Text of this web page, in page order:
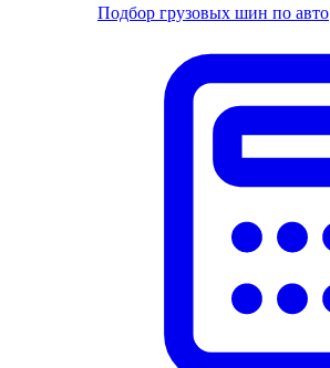
Подбор грузовых шин по авто